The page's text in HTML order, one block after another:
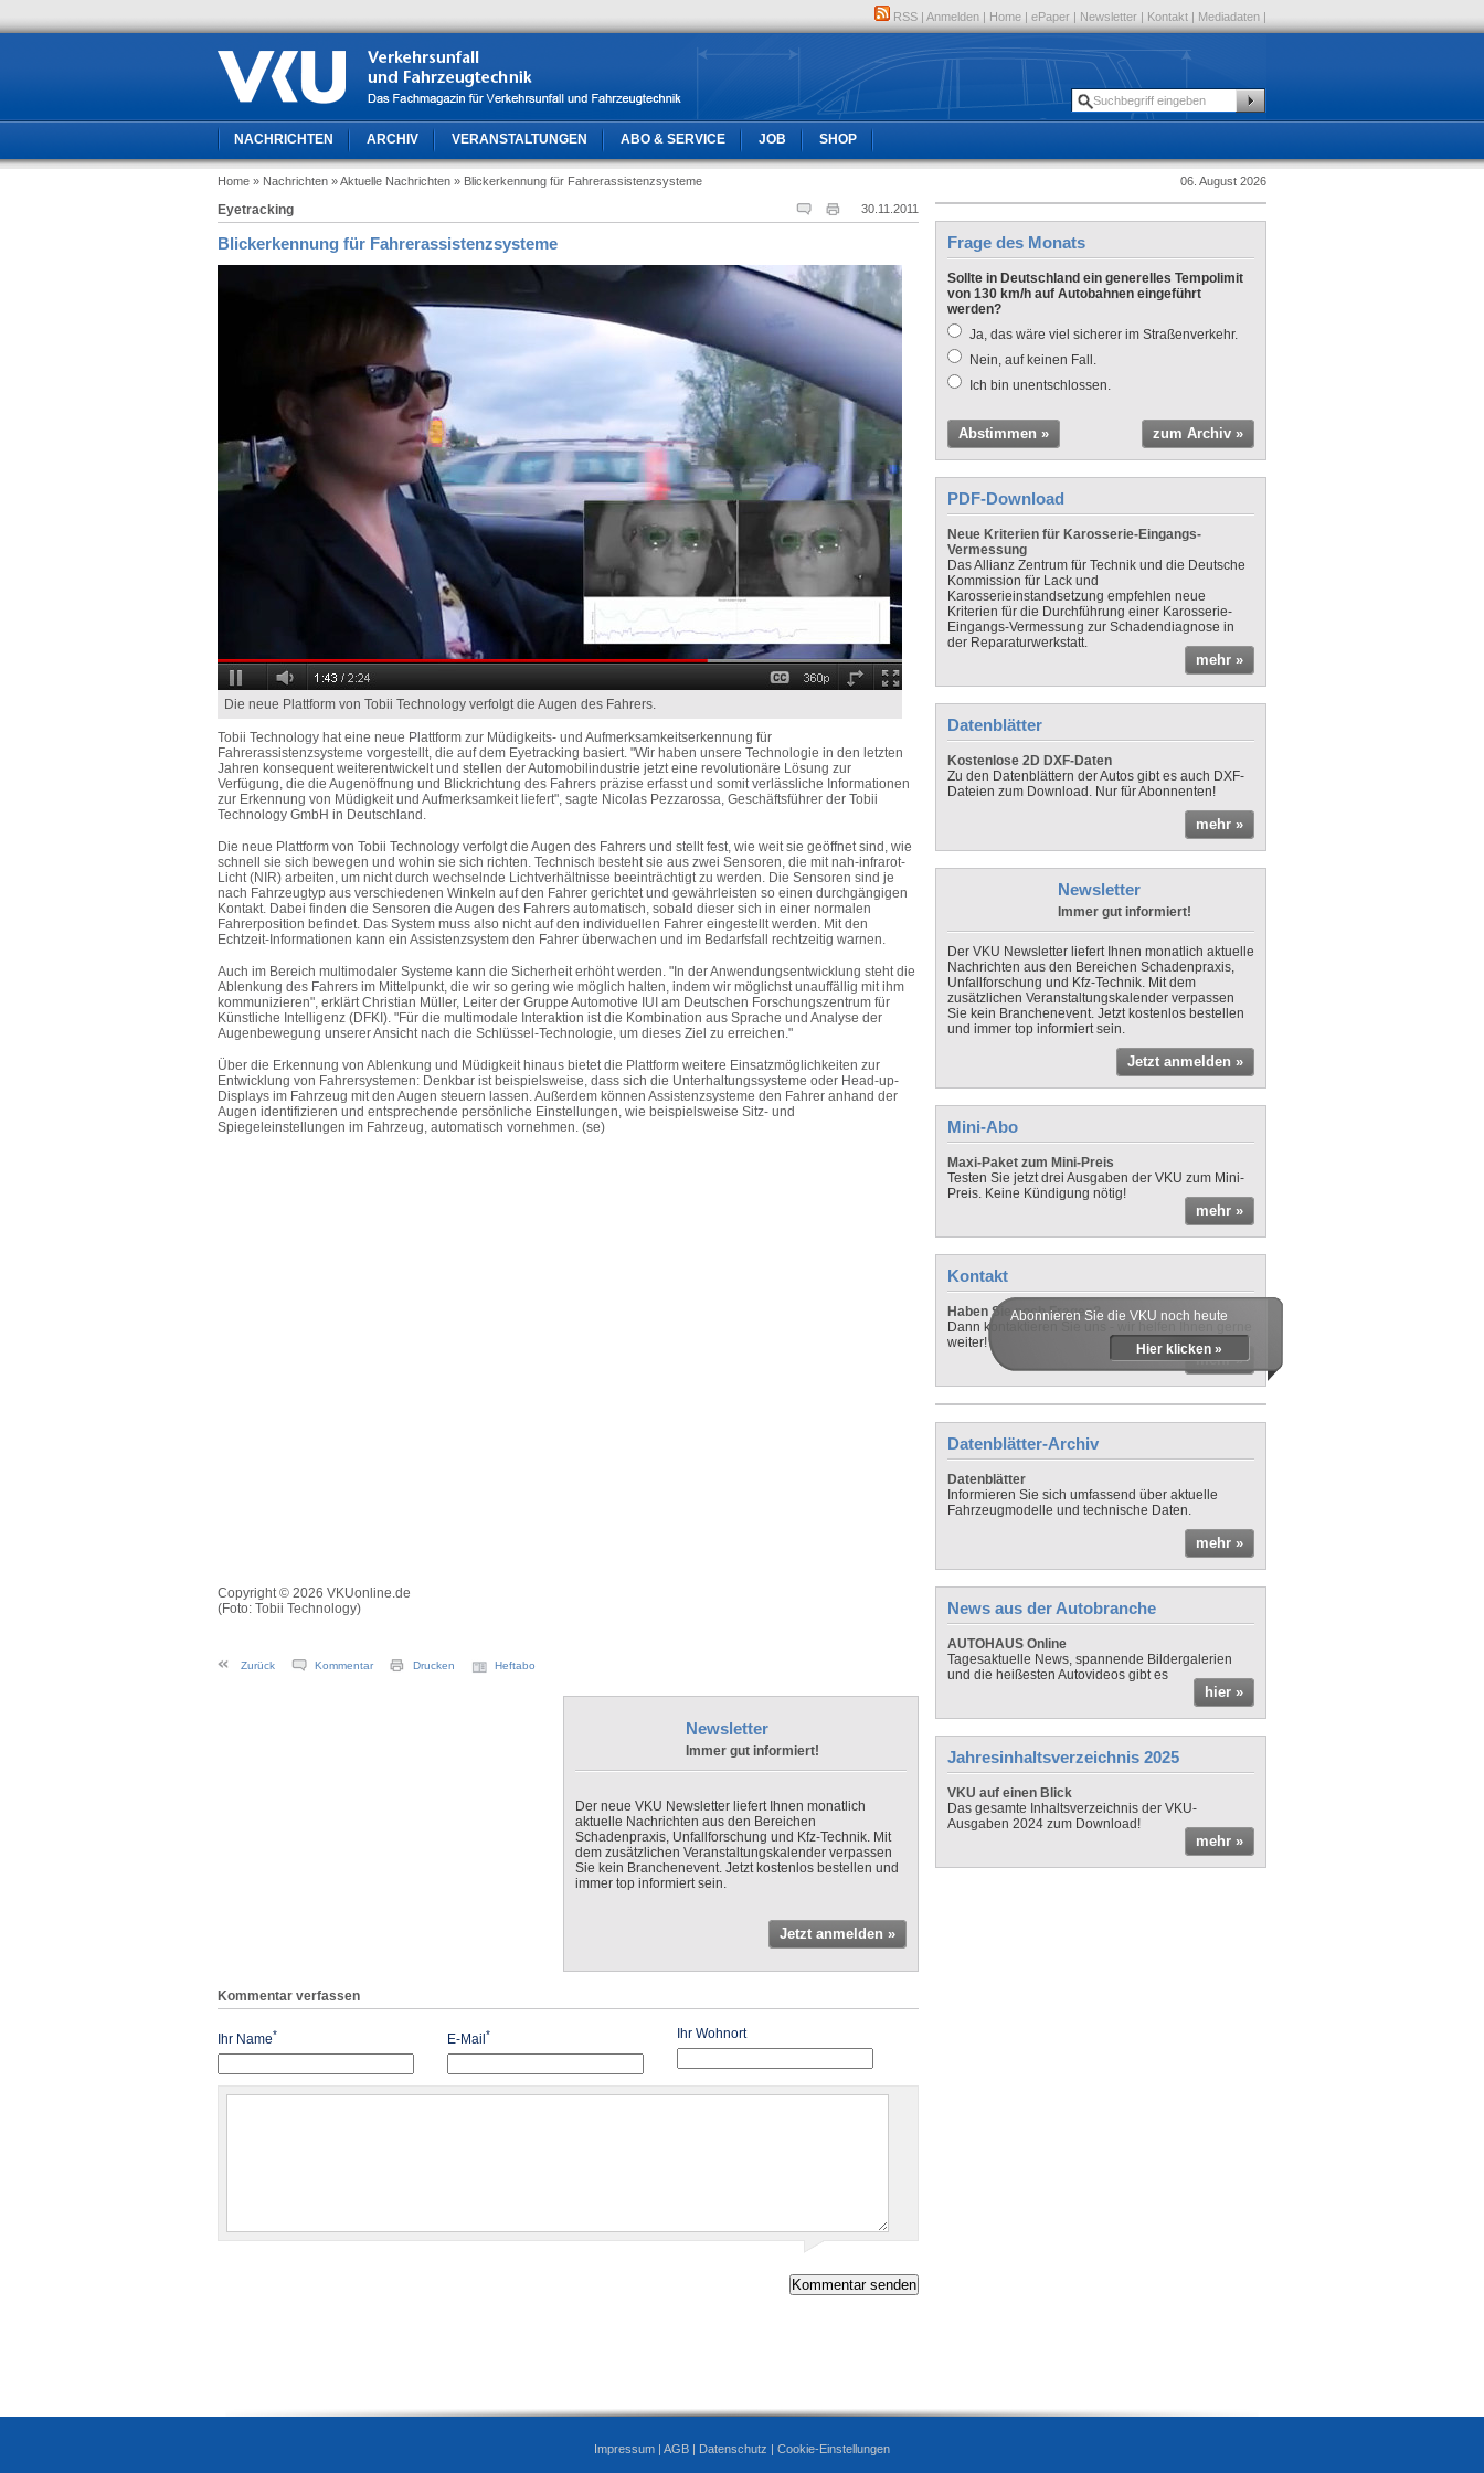
RSS | Anmelden | Home | ePaper | Newsletter | Kontakt | Mediadaten |
NACHRICHTEN ARCHIV VERANSTALTUNGEN ABO & SERVICE JOB SHOP
Home » Nachrichten » Aktuelle Nachrichten » Blickerkennung für Fahrerassistenzsysteme 06. August 2026
30.11.2011
Eyetracking
Blickerkennung für Fahrerassistenzsysteme
Die neue Plattform von Tobii Technology verfolgt die Augen des Fahrers.
Tobii Technology hat eine neue Plattform zur Müdigkeits- und Aufmerksamkeitserkennung für
Fahrerassistenzsysteme vorgestellt, die auf dem Eyetracking basiert. "Wir haben unsere Technologie in den letzten
Jahren konsequent weiterentwickelt und stellen der Automobilindustrie jetzt eine revolutionäre Lösung zur
Verfügung, die die Augenöffnung und Blickrichtung des Fahrers präzise erfasst und somit verlässliche Informationen
zur Erkennung von Müdigkeit und Aufmerksamkeit liefert", sagte Nicolas Pezzarossa, Geschäftsführer der Tobii
Technology GmbH in Deutschland.
Die neue Plattform von Tobii Technology verfolgt die Augen des Fahrers und stellt fest, wie weit sie geöffnet sind, wie
schnell sie sich bewegen und wohin sie sich richten. Technisch besteht sie aus zwei Sensoren, die mit nah-infrarot-
Licht (NIR) arbeiten, um nicht durch wechselnde Lichtverhältnisse beeinträchtigt zu werden. Die Sensoren sind je
nach Fahrzeugtyp aus verschiedenen Winkeln auf den Fahrer gerichtet und gewährleisten so einen durchgängigen
Kontakt. Dabei finden die Sensoren die Augen des Fahrers automatisch, sobald dieser sich in einer normalen
Fahrerposition befindet. Das System muss also nicht auf den individuellen Fahrer eingestellt werden. Mit den
Echtzeit-Informationen kann ein Assistenzsystem den Fahrer überwachen und im Bedarfsfall rechtzeitig warnen.
Auch im Bereich multimodaler Systeme kann die Sicherheit erhöht werden. "In der Anwendungsentwicklung steht die
Ablenkung des Fahrers im Mittelpunkt, die wir so gering wie möglich halten, indem wir möglichst unauffällig mit ihm
kommunizieren", erklärt Christian Müller, Leiter der Gruppe Automotive IUI am Deutschen Forschungszentrum für
Künstliche Intelligenz (DFKI). "Für die multimodale Interaktion ist die Kombination aus Sprache und Analyse der
Augenbewegung unserer Ansicht nach die Schlüssel-Technologie, um dieses Ziel zu erreichen."
Über die Erkennung von Ablenkung und Müdigkeit hinaus bietet die Plattform weitere Einsatzmöglichkeiten zur
Entwicklung von Fahrersystemen: Denkbar ist beispielsweise, dass sich die Unterhaltungssysteme oder Head-up-
Displays im Fahrzeug mit den Augen steuern lassen. Außerdem können Assistenzsysteme den Fahrer anhand der
Augen identifizieren und entsprechende persönliche Einstellungen, wie beispielsweise Sitz- und
Spiegeleinstellungen im Fahrzeug, automatisch vornehmen. (se)
Copyright © 2026 VKUonline.de
(Foto: Tobii Technology)
Zurück Kommentar Drucken Heftabo
Newsletter
Immer gut informiert!
Der neue VKU Newsletter liefert Ihnen monatlich
aktuelle Nachrichten aus den Bereichen
Schadenpraxis, Unfallforschung und Kfz-Technik. Mit
dem zusätzlichen Veranstaltungskalender verpassen
Sie kein Branchenevent. Jetzt kostenlos bestellen und
immer top informiert sein.
Jetzt anmelden »
Kommentar verfassen
Ihr Name* E-Mail * Ihr Wohnort
Frage des Monats
Sollte in Deutschland ein generelles Tempolimit
von 130 km/h auf Autobahnen eingeführt
werden?
Ja, das wäre viel sicherer im Straßenverkehr.
Nein, auf keinen Fall.
Ich bin unentschlossen.
Abstimmen » zum Archiv »
PDF-Download
Neue Kriterien für Karosserie-Eingangs-
Vermessung
Das Allianz Zentrum für Technik und die Deutsche
Kommission für Lack und
Karosserieinstandsetzung empfehlen neue
Kriterien für die Durchführung einer Karosserie-
Eingangs-Vermessung zur Schadendiagnose in
der Reparaturwerkstatt.
mehr »
Datenblätter
Kostenlose 2D DXF-Daten
Zu den Datenblättern der Autos gibt es auch DXF-
Dateien zum Download. Nur für Abonnenten!
mehr »
Newsletter
Immer gut informiert!
Der VKU Newsletter liefert Ihnen monatlich aktuelle
Nachrichten aus den Bereichen Schadenpraxis,
Unfallforschung und Kfz-Technik. Mit dem
zusätzlichen Veranstaltungskalender verpassen
Sie kein Branchenevent. Jetzt kostenlos bestellen
und immer top informiert sein.
Jetzt anmelden »
Mini-Abo
Maxi-Paket zum Mini-Preis
Testen Sie jetzt drei Ausgaben der VKU zum Mini-
Preis. Keine Kündigung nötig!
mehr »
Kontakt
Haben Sie noch Fragen?
Dann kontaktieren Sie uns - wir helfen Ihnen gerne
weiter!
mehr »
Abonnieren Sie die VKU noch heute
Hier klicken »
Datenblätter-Archiv
Datenblätter
Informieren Sie sich umfassend über aktuelle
Fahrzeugmodelle und technische Daten.
mehr »
News aus der Autobranche
AUTOHAUS Online
Tagesaktuelle News, spannende Bildergalerien
und die heißesten Autovideos gibt es
hier »
Jahresinhaltsverzeichnis 2025
VKU auf einen Blick
Das gesamte Inhaltsverzeichnis der VKU-
Ausgaben 2024 zum Download!
mehr »
Impressum | AGB | Datenschutz | Cookie-Einstellungen